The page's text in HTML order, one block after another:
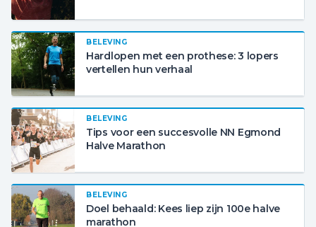
BELEVING
Hardlopen met een prothese: 3 lopers
vertellen hun verhaal
BELEVING
Tips voor een succesvolle NN Egmond
Halve Marathon
BELEVING
Doel behaald: Kees liep zijn 100e halve
marathon